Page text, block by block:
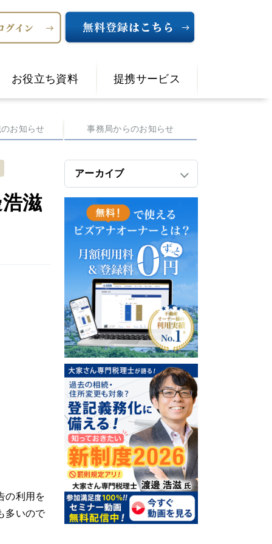
お役立ち資料 提携サービス
お知らせ 事務局からのお知らせ
滋
の利用を
多いので
アーカイブ